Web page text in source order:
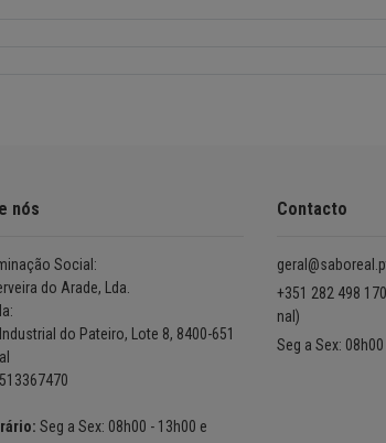
nós
Social:
do Arade, Lda.
do Pateiro, Lote 8, 8400-651
Seg a Sex: 08h00 - 13h00 e
Contacto
+351 282 498
nal)
Seg a Sex: